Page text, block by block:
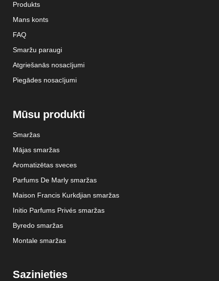
Produkts
Mans konts
FAQ
Smaržu paraugi
Atgriešanās nosacījumi
Piegādes nosacījumi
Mūsu produkti
Smaržas
Mājas smaržas
Aromatizētas sveces
Parfums De Marly smaržas
Maison Francis Kurkdjian smaržas
Initio Parfums Privés smaržas
Byredo smaržas
Montale smaržas
Sazinieties